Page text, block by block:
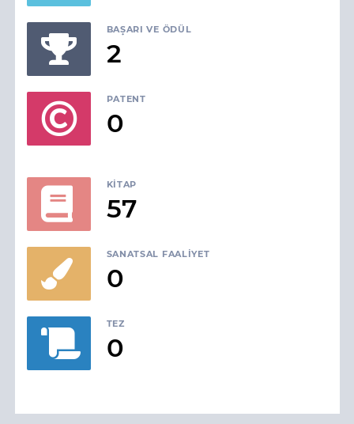
BAŞARI VE ÖDÜL
2
PATENT
0
KITAP
57
SANATSAL FAALIYET
0
TEZ
0